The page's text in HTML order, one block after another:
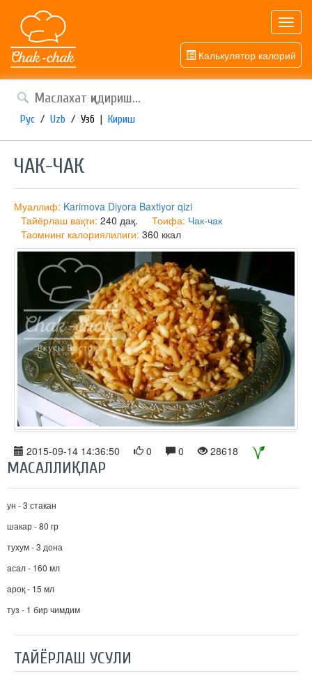
Калькулятор калорий
Рус / Uzb / Узб | Кириш
ЧАК-ЧАК
Муаллиф: Karimova Diyora Baxtiyor qizi
Тайёрлаш вақти: 240 дақ. Тоифа: Чак-чак
Таомнинг калориялилиги: 360 ккал
2015-09-14 14:36:50 0 0 28618
МАСАЛЛИҚЛАР
ун - 3 стакан
шакар - 80 гр
тухум - 3 дона
асал - 160 мл
ароқ - 15 мл
туз - 1 бир чимдим
ТАЙЁРЛАШ УСУЛИ